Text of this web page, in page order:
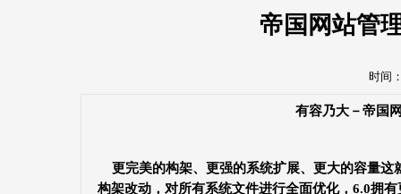
帝国网站管
时间
有容乃大－帝国
更完美的构架、更强的系统扩展、更大的容量这
构架改动，对所有系统文件进行全面优化，6.0拥